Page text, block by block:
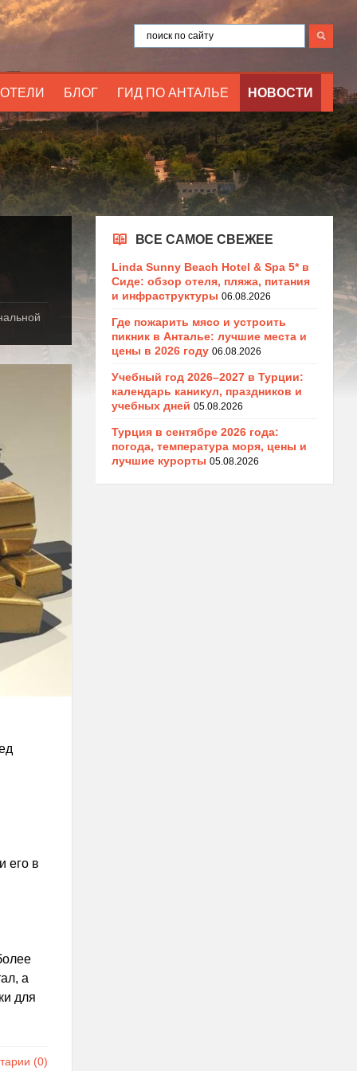
ОТЕЛИ БЛОГ ГИД ПО АНТАЛЬЕ НОВОСТИ
его в
а
для
(0)
ВСЕ САМОЕ СВЕЖЕЕ
Linda Sunny Beach Hotel & Spa 5* в
Сиде: обзор отеля, пляжа, питания
и инфраструктуры 06.08.2026
Где пожарить мясо и устроить
пикник в Анталье: лучшие места и
цены в 2026 году 06.08.2026
Учебный год 2026–2027 в Турции:
календарь каникул, праздников и
учебных дней 05.08.2026
Турция в сентябре 2026 года:
погода, температура моря, цены и
лучшие курорты 05.08.2026